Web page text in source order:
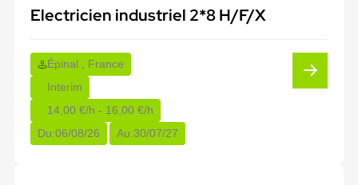
Electricien industriel 2*8 H/F/X
Épinal , France
Interim
14,00 €/h - 16,00 €/h
Du:06/08/26 Au:30/07/27